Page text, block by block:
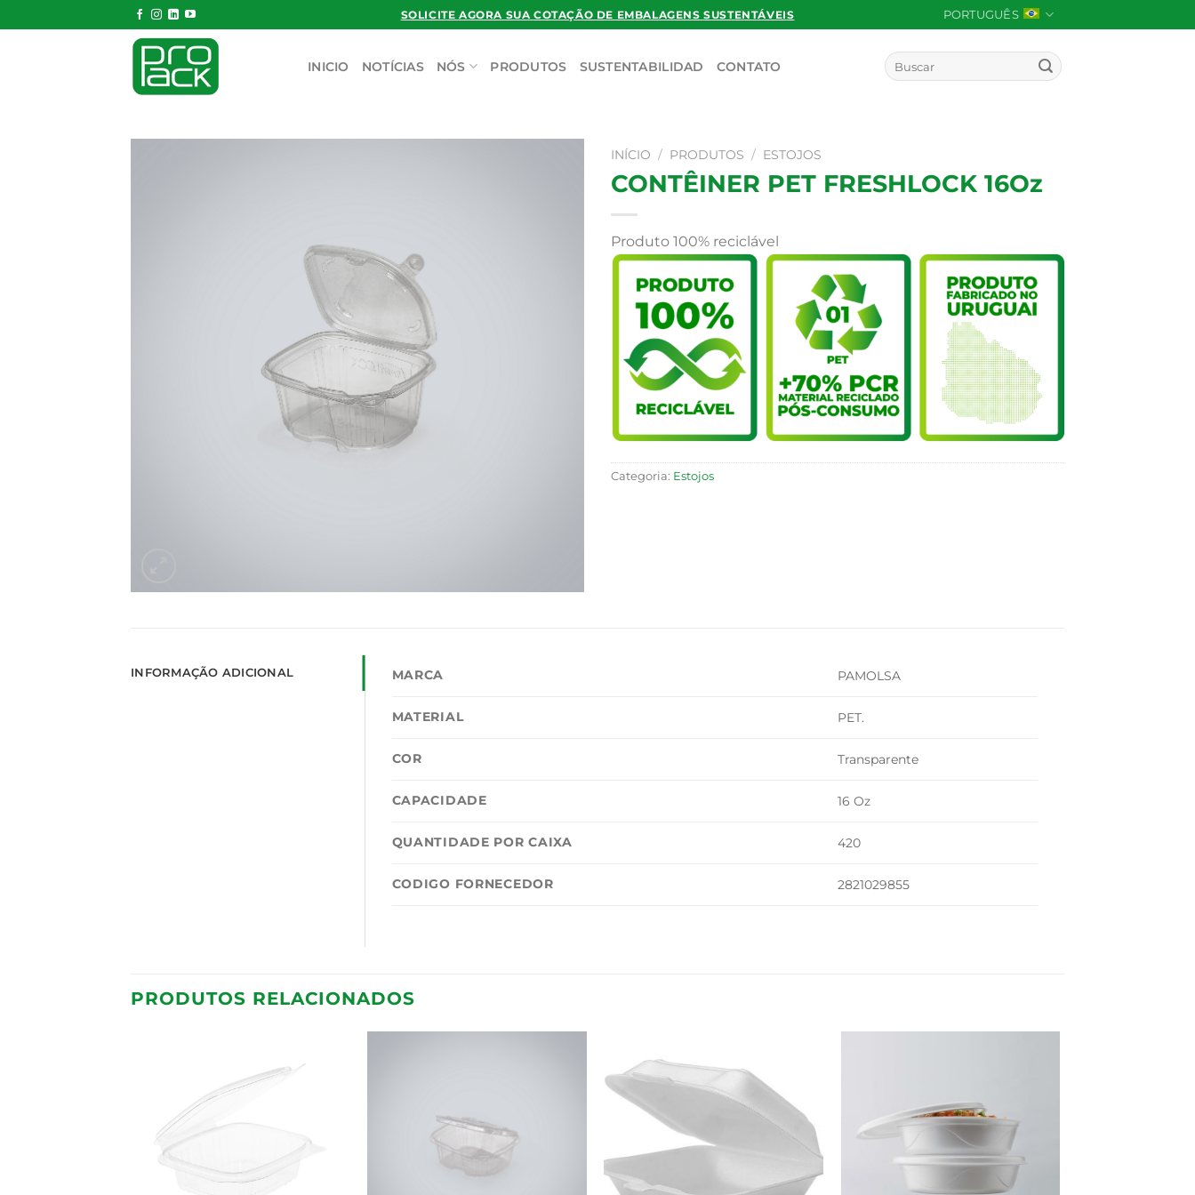
to
SOLICITE AGORA SUA COTAÇÃO DE EMBALAGENS SUSTENTÁVEIS PORTUGUÊS
INICIO NOTÍCIAS NÓS PRODUTOS SUSTENTABILIDAD CONTATO
Pesquisar
por:
INÍCIO / PRODUTOS / ESTOJOS
CONTÊINER PET FRESHLOCK 16Oz
Produto 100% reciclável
Categoria: Estojos
INFORMAÇÃO ADICIONAL MARCA PAMOLSA
MATERIAL PET.
COR Transparente
CAPACIDADE 16 Oz
QUANTIDADE POR CAIXA 420
CODIGO FORNECEDOR 2821029855
PRODUTOS RELACIONADOS